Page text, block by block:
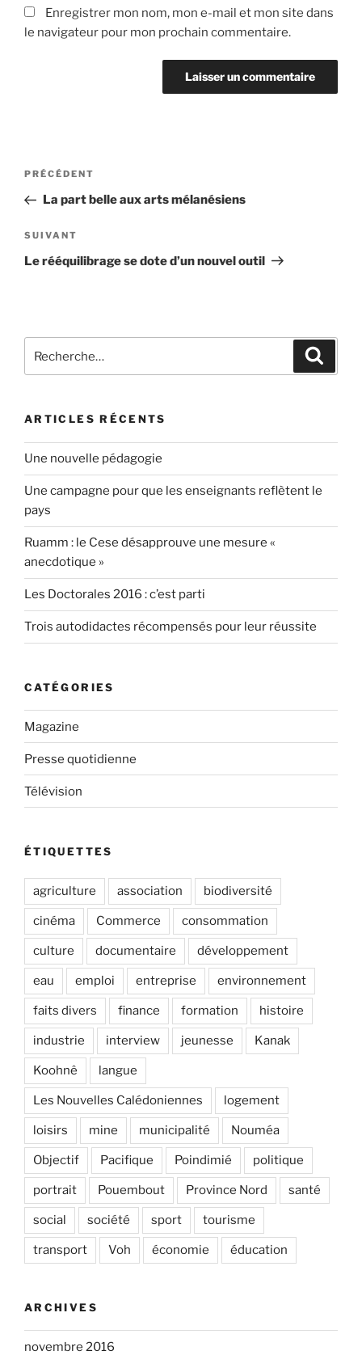
Enregistrer mon nom, mon e-mail et mon site dans
le navigateur pour mon prochain commentaire.
Navigation
l’article
Article
précédent
PRÉCÉDENT
La part belle aux arts mélanésiens
Article
suivant
SUIVANT
Le rééquilibrage se dote d’un nouvel outil
pour
ARTICLES RÉCENTS
Une nouvelle pédagogie
Une campagne pour que les enseignants reflètent le
pays
Ruamm : le Cese désapprouve une mesure «
anecdotique »
Les Doctorales 2016 : c’est parti
Trois autodidactes récompensés pour leur réussite
CATÉGORIES
Magazine
Presse quotidienne
Télévision
ÉTIQUETTES
agriculture association biodiversité
cinéma Commerce consommation
culture documentaire développement
eau emploi entreprise environnement
faits divers finance formation histoire
industrie interview jeunesse Kanak
Koohnê langue
Les Nouvelles Calédoniennes logement
loisirs mine municipalité Nouméa
Objectif Pacifique Poindimié politique
portrait Pouembout Province Nord santé
social société sport tourisme
transport Voh économie éducation
ARCHIVES
novembre 2016